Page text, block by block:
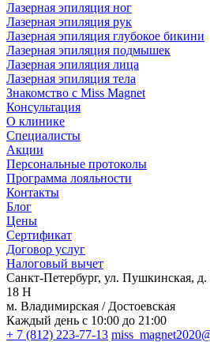
Лазерная эпиляция ног
Лазерная эпиляция рук
Лазерная эпиляция глубокое бикини
Лазерная эпиляция подмышек
Лазерная эпиляция лица
Лазерная эпиляция тела
Знакомство с Miss Magnet
Консультация
О клинике
Специалисты
Акции
Персональные протоколы
Программа лояльности
Контакты
Блог
Цены
Сертификат
Договор услуг
Налоговый вычет
Санкт-Петербург, ул. Пушкинская,
18 Н
м. Владимирская / Достоевская
Каждый день с 10:00 до 21:00
+ 7 (812) 223-77-13